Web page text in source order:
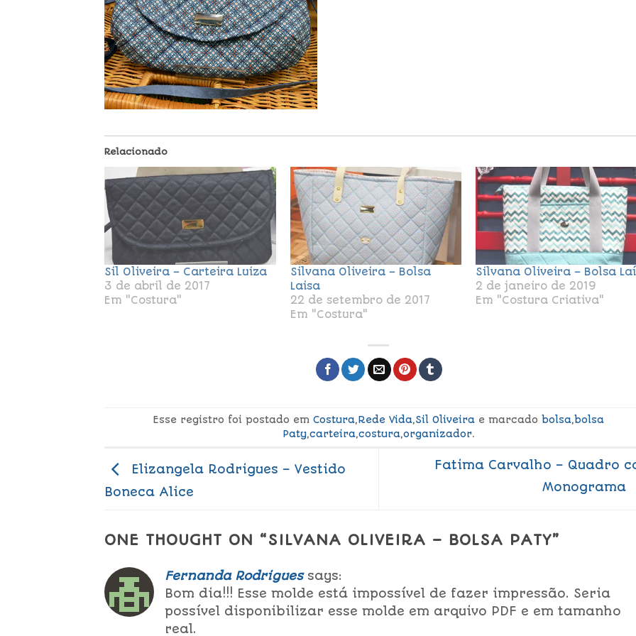
Relacionado
Sil Oliveira – Carteira Luiza
3 de abril de 2017
Em "Costura"
Silvana Oliveira – Bolsa
Laisa
22 de setembro de 2017
Em "Costura"
Silvana Oliveira – Bolsa
2 de janeiro de 2019
Em "Costura Criativa"
Esse registro foi postado emCostura,Rede Vida,Sil Oliveira e marcadobolsa,bolsa
Paty,carteira,costura,organizador.
Elizangela Rodrigues – Vestido
Boneca Alice
Fatima Carvalho – Quadro
Monograma
ONE THOUGHT ON “SILVANA OLIVEIRA – BOLSA PATY”
Fernanda Rodrigues says:
Bom dia!!! Esse molde está impossível de fazer impressão. Seria
possível disponibilizar esse molde em arquivo PDF e em tamanho
real.